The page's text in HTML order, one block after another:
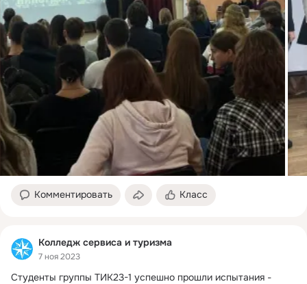
Комментировать Класс
Колледж сервиса и туризма
7 ноя 2023
Студенты группы ТИК23-1 успешно прошли испытания -